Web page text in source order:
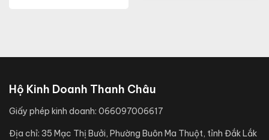
Hộ Kinh Doanh Thanh Châu
Giấy phép kinh doanh: 066097006617
Địa chỉ: 35 Mạc Thị Bưởi, Phường Buôn Ma Thuột, tỉnh Đắk Lắk